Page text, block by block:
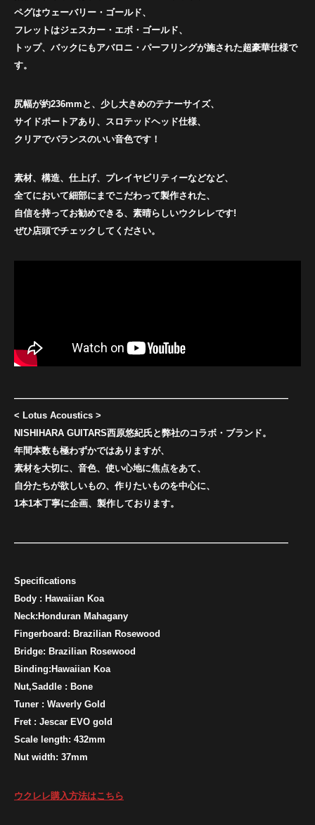
ペグはウェーバリー・ゴールド、
フレットはジェスカー・エボ・ゴールド、
トップ、バックにもアバロニ・パーフリングが施された超豪華仕様で
す。
尻幅が約236mmと、少し大きめのテナーサイズ、
サイドポートアあり、スロテッドヘッド仕様、
クリアでバランスのいい音色です！
素材、構造、仕上げ、プレイヤビリティーなどなど、
全てにおいて細部にまでこだわって製作された、
自信を持ってお勧めできる、素晴らしいウクレレです!
ぜひ店頭でチェックしてください。
——————————————————————————————
< Lotus Acoustics >
NISHIHARA GUITARS西原悠紀氏と弊社のコラボ・ブランド。
年間本数も極わずかではありますが、
素材を大切に、音色、使い心地に焦点をあて、
自分たちが欲しいもの、作りたいものを中心に、
1本1本丁寧に企画、製作しております。
——————————————————————————————
Specifications
Body : Hawaiian Koa
Neck:Honduran Mahagany
Fingerboard: Brazilian Rosewood
Bridge: Brazilian Rosewood
Binding:Hawaiian Koa
Nut,Saddle : Bone
Tuner : Waverly Gold
Fret : Jescar EVO gold
Scale length: 432mm
Nut width: 37mm
ウクレレ購入方法はこちら